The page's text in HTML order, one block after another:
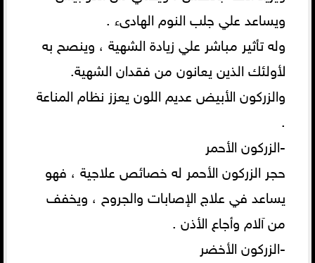
ويساعد علي جلب النوم الهادىء .
وله تأثير مباشر علي زيادة الشهية ، وينصح به
لأولئك الذين يعانون من فقدان الشهية.
والزركون الأبيض عديم اللون يعزز نظام المناعة
.
-الزركون الأحمر
حجر الزركون الأحمر له خصائص علاجية ، فهو
يساعد في علاج الإصابات والجروح ، ويخفف
من آلام وأجاع الأذن .
-الزركون الأخضر